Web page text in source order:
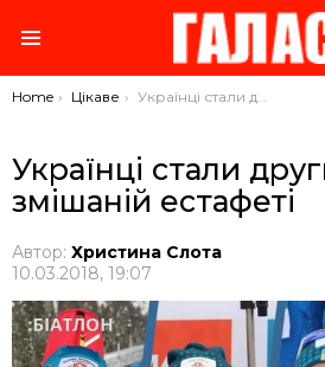
You are here:
Home Цікаве Українці стали другими у змішаній естафеті
Українці стали
змішаній естафеті
Автор: Христина Слота
10.03.2018, 19:07